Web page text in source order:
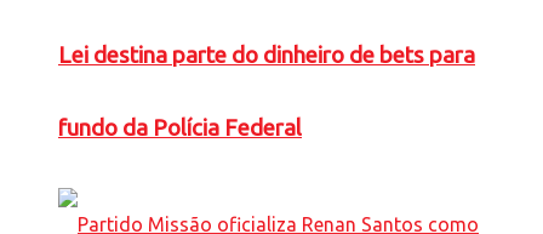
Lei destina parte do dinheiro de bets para
fundo da Polícia Federal